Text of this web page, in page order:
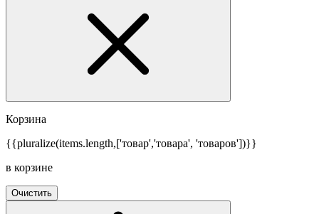
Корзина
{{pluralize(items.length,['товар','товара', 'товаров'])}}
в корзине
Очистить